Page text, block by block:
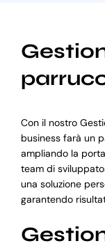
Con il nostro
business farà un
ampliando la
team di
una soluzione
garantendo